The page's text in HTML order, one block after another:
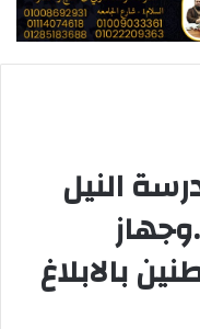
النيل
بالابلاغ